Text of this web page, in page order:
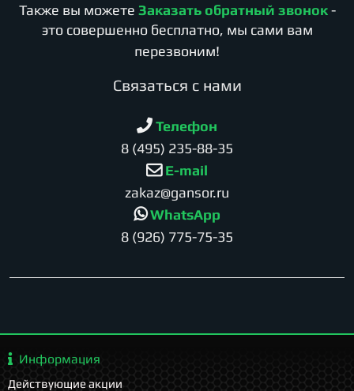
Также вы можете Заказать обратный звонок -
это совершенно бесплатно, мы сами вам
перезвоним!
Cвязаться с нами
Телефон
8 (495) 235-88-35
E-mail
zakaz@gansor.ru
WhatsApp
8 (926) 775-75-35
Информация
Действующие акции